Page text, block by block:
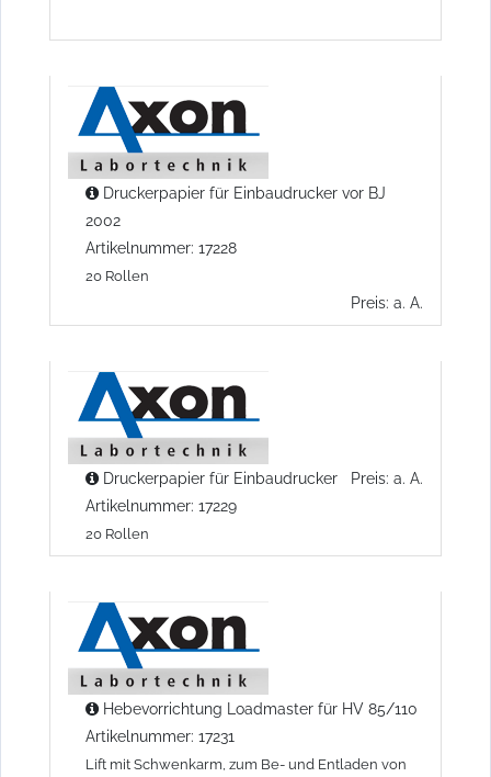
Druckerpapier für Einbaudrucker vor BJ
2002
Artikelnummer: 17228
20 Rollen
Preis: a. A.
Druckerpapier für Einbaudrucker
Artikelnummer: 17229
20 Rollen
Preis: a. A.
Hebevorrichtung Loadmaster für HV 85/110
Artikelnummer: 17231
Lift mit Schwenkarm, zum Be- und Entladen von